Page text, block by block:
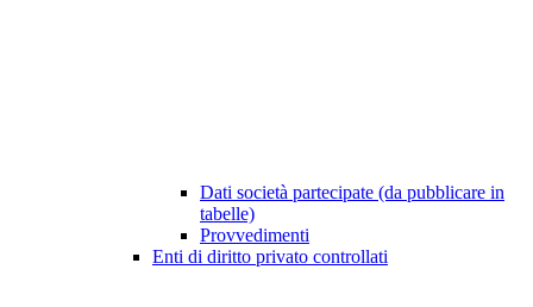
Dati società partecipate (da pubblicare in
tabelle)
Provvedimenti
Enti di diritto privato controllati